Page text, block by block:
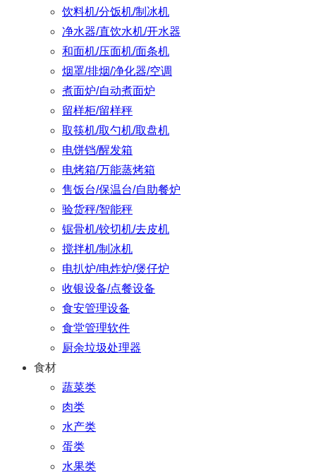
饮料机/分饭机/制冰机
净水器/直饮水机/开水器
和面机/压面机/面条机
烟罩/排烟/净化器/空调
煮面炉/自动煮面炉
留样柜/留样秤
取筷机/取勺机/取盘机
电饼铛/醒发箱
电烤箱/万能蒸烤箱
售饭台/保温台/自助餐炉
验货秤/智能秤
锯骨机/铰切机/去皮机
搅拌机/制冰机
电扒炉/电炸炉/煲仔炉
收银设备/点餐设备
食安管理设备
食堂管理软件
厨余垃圾处理器
食材
蔬菜类
肉类
水产类
蛋类
水果类